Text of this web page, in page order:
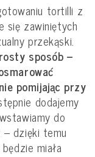
tortilli z
się zawiniętych
przekąski.
sposób –
pomijając przy
dodajemy
do
dzięki temu
miała